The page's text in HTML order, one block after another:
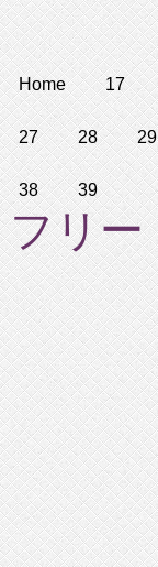
Home 17
27 28 29
38 39
リ